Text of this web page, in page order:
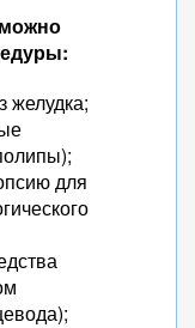
желудка;
для